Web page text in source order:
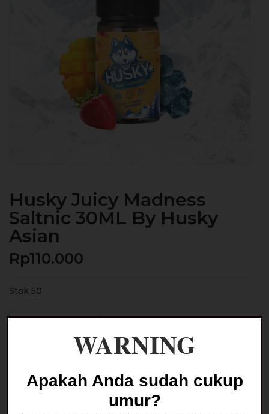
Husky Juicy Madness
Saltnic 30ML By Husky
Asian
Rp110.000
Stok 50
Kuantitas
30ML
Tambah ke keranjang
Buy Now
WARNING
Apakah Anda sudah cukup
umur?